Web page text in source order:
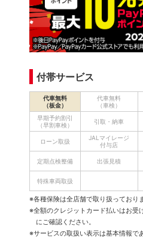
付帯サービス
代車無料
（板金）
代車無料
（車検）
早期予約割引
（早割車検）
引取・納車
ローン取扱
JALマイレージ
付与店
定期点検整備 出張見積
特殊車両取扱
※各種保険は全店舗で取り扱っておりま
※全額のクレジットカード払いはお受
にご確認ください。
※サービスの取扱い表示は基本情報で